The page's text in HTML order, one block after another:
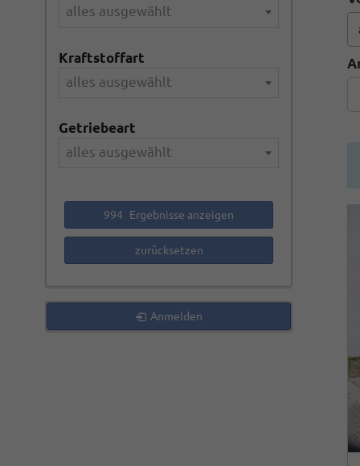
alles ausgewählt
Kraftstoffart
alles ausgewählt
Getriebeart
alles ausgewählt
994 Ergebnisse anzeigen
zurücksetzen
Anmelden